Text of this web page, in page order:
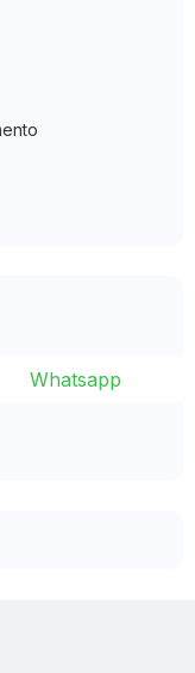
Whatsapp